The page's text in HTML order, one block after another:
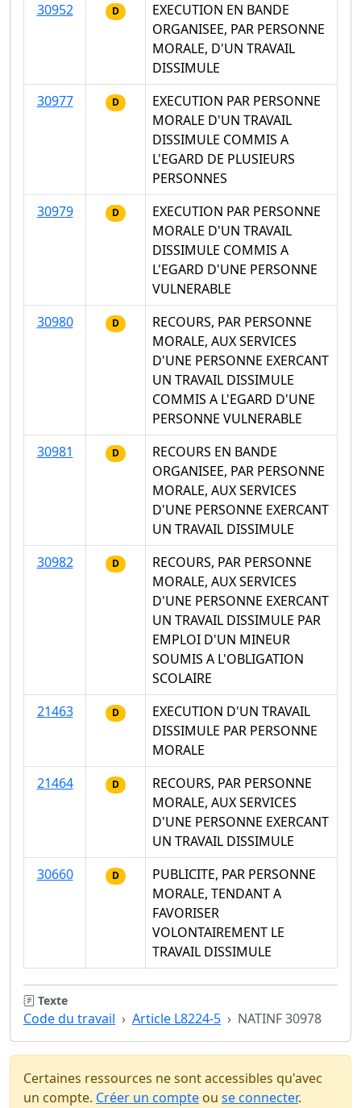
30952
D
EXECUTION EN BANDE
ORGANISEE, PAR PERSONNE
MORALE, D'UN TRAVAIL
DISSIMULE
30977
D
EXECUTION PAR PERSONNE
MORALE D'UN TRAVAIL
DISSIMULE COMMIS A
L'EGARD DE PLUSIEURS
PERSONNES
30979
D
EXECUTION PAR PERSONNE
MORALE D'UN TRAVAIL
DISSIMULE COMMIS A
L'EGARD D'UNE PERSONNE
VULNERABLE
30980
D
RECOURS, PAR PERSONNE
MORALE, AUX SERVICES
D'UNE PERSONNE EXERCANT
UN TRAVAIL DISSIMULE
COMMIS A L'EGARD D'UNE
PERSONNE VULNERABLE
30981
D
RECOURS EN BANDE
ORGANISEE, PAR PERSONNE
MORALE, AUX SERVICES
D'UNE PERSONNE EXERCANT
UN TRAVAIL DISSIMULE
30982
D
RECOURS, PAR PERSONNE
MORALE, AUX SERVICES
D'UNE PERSONNE EXERCANT
UN TRAVAIL DISSIMULE PAR
EMPLOI D'UN MINEUR
SOUMIS A L'OBLIGATION
SCOLAIRE
21463
D
EXECUTION D'UN TRAVAIL
DISSIMULE PAR PERSONNE
MORALE
21464
D
RECOURS, PAR PERSONNE
MORALE, AUX SERVICES
D'UNE PERSONNE EXERCANT
UN TRAVAIL DISSIMULE
30660
D
PUBLICITE, PAR PERSONNE
MORALE, TENDANT A
FAVORISER
VOLONTAIREMENT LE
TRAVAIL DISSIMULE
Texte
Code du travail Article L8224-5 NATINF 30978
Certaines ressources ne sont accessibles qu'avec
un compte. Créer un compte ou se connecter.